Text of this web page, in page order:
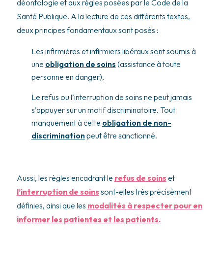
déontologie et aux règles posées par le Code de la
Santé Publique. A la lecture de ces différents textes,
deux principes fondamentaux sont posés :
Les infirmières et infirmiers libéraux sont soumis à
une obligation de soins (assistance à toute
personne en danger),
Le refus ou l’interruption de soins ne peut jamais
s’appuyer sur un motif discriminatoire. Tout
manquement à cette obligation de non-
discriminationpeut être sanctionné.
Aussi, les règles encadrant le refus de soins et
l’interruption de soins sont-elles très précisément
définies, ainsi que les modalités à respecter pour en
informer les patientes et les patients.